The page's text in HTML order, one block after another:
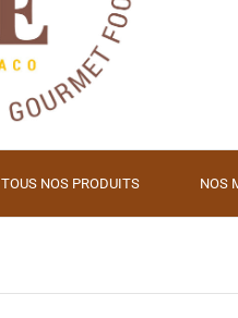
TOUS NOS PRODUITS NOS